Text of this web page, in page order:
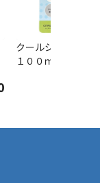
クールシャツスプ
１００ｍｌ